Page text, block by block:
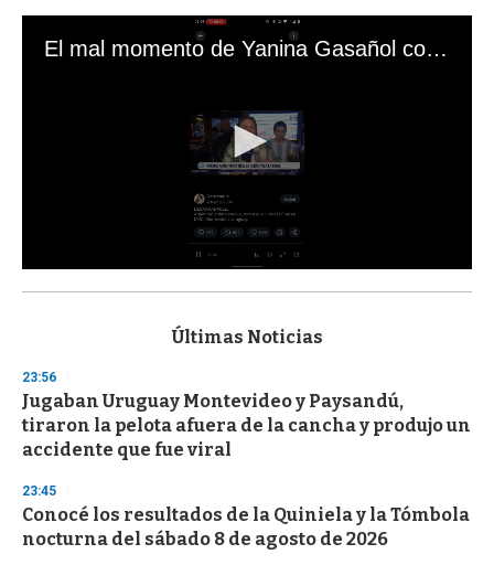
El mal momento de Yanina Gasañol con un hincha argentino en "Subrayado"
s
d
s
o
f
3
s
e
c
o
Últimas Noticias
23:56
Jugaban Uruguay Montevideo y Paysandú,
tiraron la pelota afuera de la cancha y produjo un
accidente que fue viral
23:45
Conocé los resultados de la Quiniela y la Tómbola
nocturna del sábado 8 de agosto de 2026